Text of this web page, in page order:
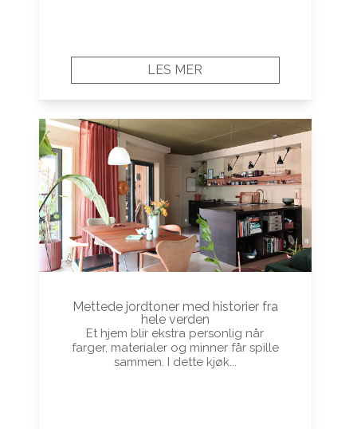
LES MER
Mettede jordtoner med historier fra
hele verden
Et hjem blir ekstra personlig når
farger, materialer og minner får spille
sammen. I dette kjøk...